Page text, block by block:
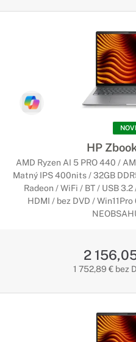
HP
AMD Ryzen AI 5 PRO 440 /
Matný IPS 400nits / 32GB
Radeon / WiFi / BT / USB
HDMI / bez DVD /
2
1 752,89 € bez